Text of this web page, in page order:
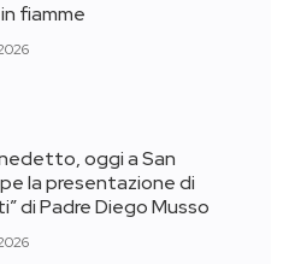
fiamme
oggi a San
la presentazione di
di Padre Diego Musso